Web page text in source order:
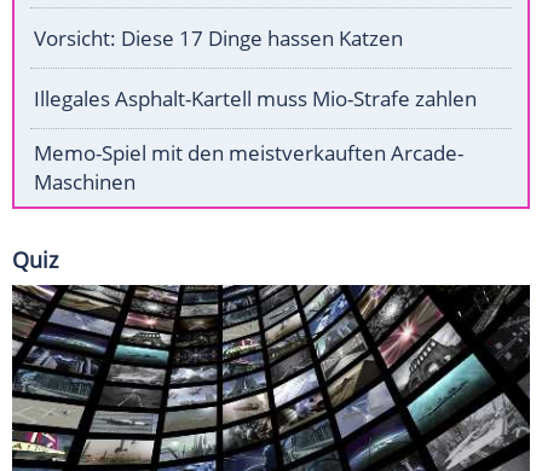
Vorsicht: Diese 17 Dinge hassen Katzen
Illegales Asphalt-Kartell muss Mio-Strafe zahlen
Memo-Spiel mit den meistverkauften Arcade-
Maschinen
Quiz